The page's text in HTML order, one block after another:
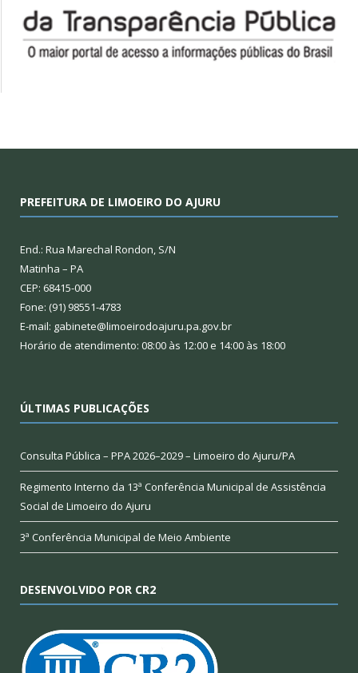
PREFEITURA DE LIMOEIRO DO AJURU
End.: Rua Marechal Rondon, S/N
Matinha – PA
CEP: 68415-000
Fone: (91) 98551-4783
E-mail: gabinete@limoeirodoajuru.pa.gov.br
Horário de atendimento: 08:00 às 12:00 e 14:00 às 18:00
ÚLTIMAS PUBLICAÇÕES
Consulta Pública – PPA 2026–2029 – Limoeiro do Ajuru/PA
Regimento Interno da 13ª Conferência Municipal de Assistência
Social de Limoeiro do Ajuru
3ª Conferência Municipal de Meio Ambiente
DESENVOLVIDO POR CR2